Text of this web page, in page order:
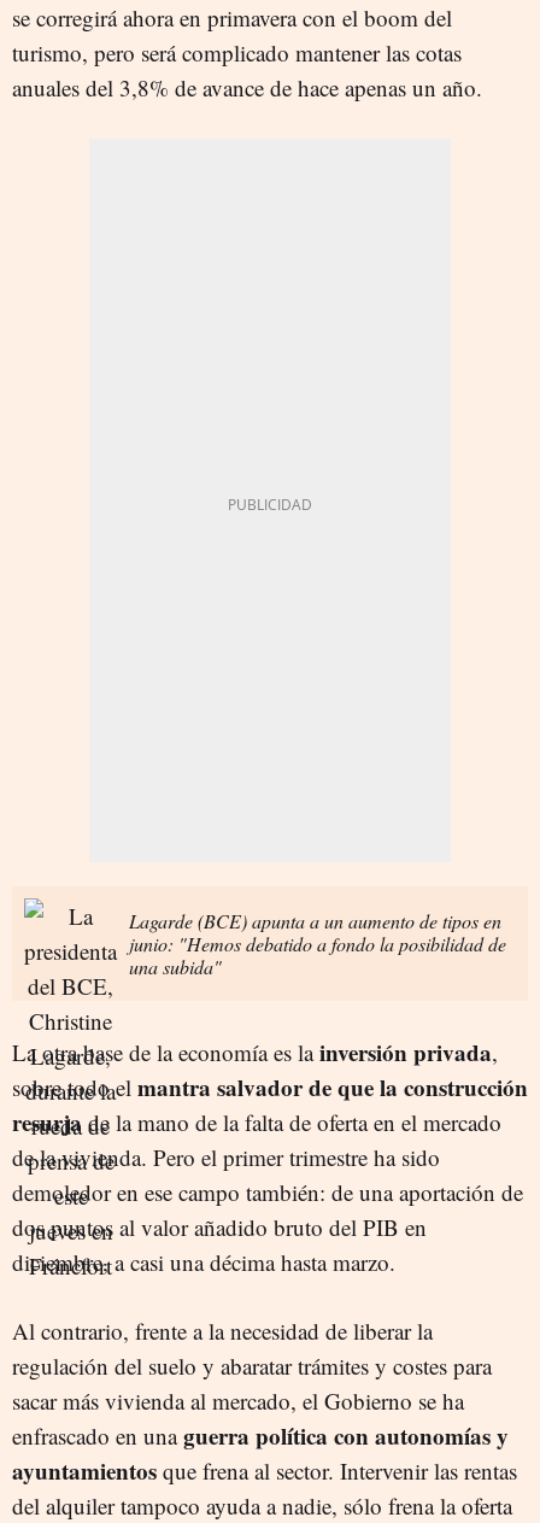
se corregirá ahora en primavera con el boom del
turismo, pero será complicado mantener las cotas
anuales del 3,8% de avance de hace apenas un año.
Lagarde (BCE) apunta a un aumento de tipos en
junio: "Hemos debatido a fondo la posibilidad de
una subida"
La otra base de la economía es lainversión privada,
sobre todo el mantra salvador de que la construcción
resurja de la mano de la falta de oferta en el mercado
de la vivienda. Pero el primer trimestre ha sido
demoledor en ese campo también: de una aportación de
dos puntos al valor añadido bruto del PIB en
diciembre, a casi una décima hasta marzo.
Al contrario, frente a la necesidad de liberar la
regulación del suelo y abaratar trámites y costes para
sacar más vivienda al mercado, el Gobierno se ha
enfrascado en unaguerra política con autonomías y
ayuntamientos que frena al sector. Intervenir las rentas
del alquiler tampoco ayuda a nadie, sólo frena la oferta